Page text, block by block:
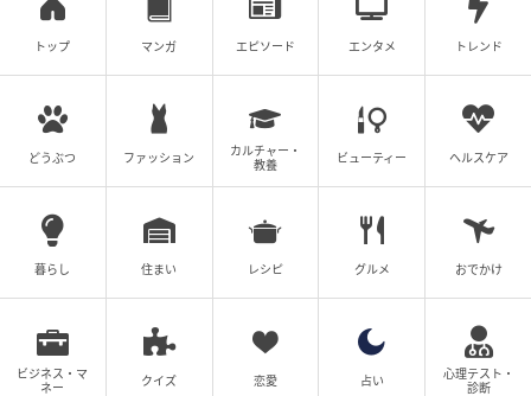
と味違う大人な魅力を見せてくれた内田さん。投稿に
は大阪を訪れた喜びや、施設の素敵な雰囲気がたっぷ
りと詰まっていました。これからも幅広いフィールド
での活躍を楽しみにしたいですね！
トップ マンガ エピソード エンタメ トレンド
どうぶつ ファッション
カルチャー・
教養
ビューティー ヘルスケア
暮らし 住まい レシピ グルメ おでかけ
ビジネス・マ
ネー
クイズ 恋愛 占い
心理テスト・
診断